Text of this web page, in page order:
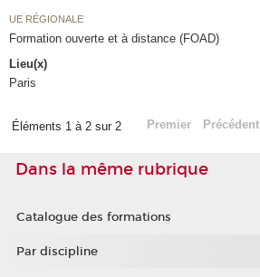
UE RÉGIONALE
Formation ouverte et à distance (FOAD)
Lieu(x)
Paris
Éléments 1 à 2 sur 2 Premier Précédent
Dans la même rubrique
Catalogue des formations
Par discipline